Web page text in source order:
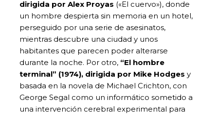
dirigida por Alex Proyas («El cuervo»), donde
un hombre despierta sin memoria en un hotel,
perseguido por una serie de asesinatos,
mientras descubre una ciudad y unos
habitantes que parecen poder alterarse
durante la noche. Por otro, “El hombre
terminal” (1974), dirigida por Mike Hodges y
basada en la novela de Michael Crichton, con
George Segal como un informático sometido a
una intervención cerebral experimental para